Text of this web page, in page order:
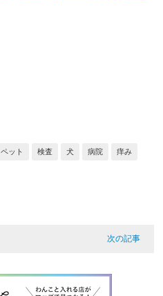
ペット 検査 犬 病院 痒み
次の記事